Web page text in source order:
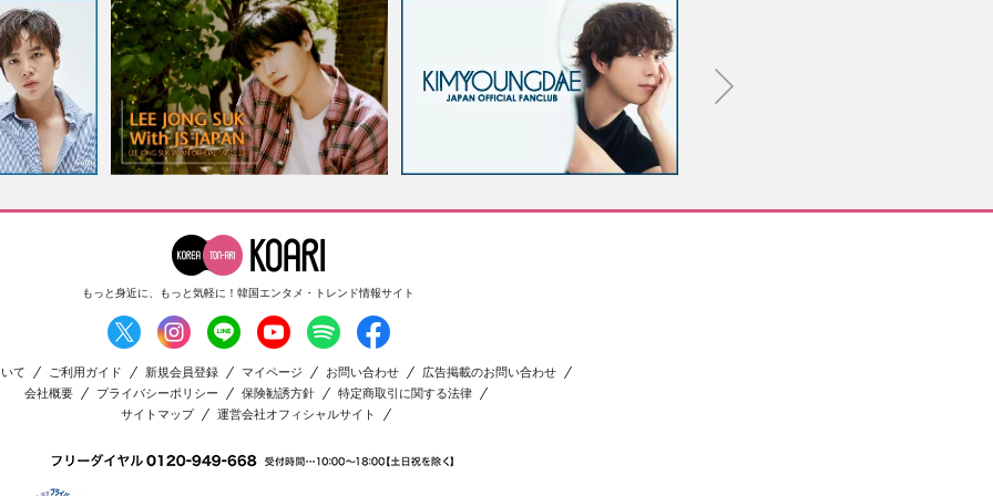
もっと身近に、もっと気軽に！ 韓国エンタメ・トレンド情報サイト
て ご利用ガイド 新規会員登録 マイページ お問い合わせ
広告掲載のお問い合わせ
会社概要
プライバシーポリシー 保険勧誘方針
特定商取引に関する法律
サイトマップ
運営会社オフィシャルサイト